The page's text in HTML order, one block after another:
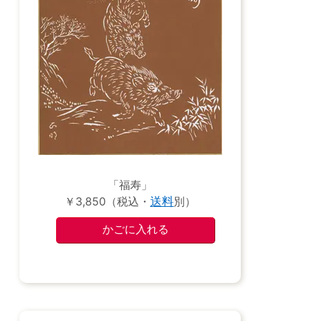
「福寿」
￥3,850（税込・ 送料別）